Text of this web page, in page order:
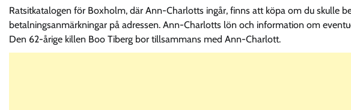
Ratsitkatalogen för Boxholm, där Ann-Charlotts ingår, finns att köpa om du skulle
betalningsanmärkningar på adressen. Ann-Charlotts lön och information om
Den 62-årige killen Boo Tiberg bor tillsammans med Ann-Charlott.